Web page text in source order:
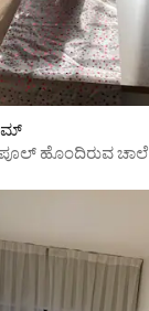
ಪೂಲ್ ಹೊಂದಿರುವ ಚಾಲೆ